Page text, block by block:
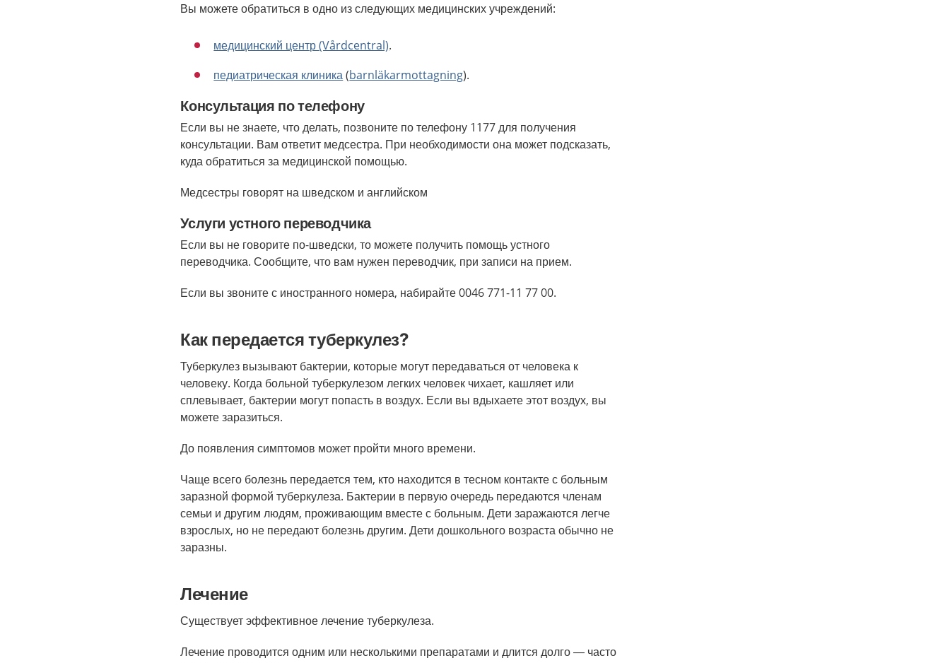
Вы можете обратиться в одно из следующих медицинских учреждений:
медицинский центр (Vårdcentral).
педиатрическая клиника(barnläkarmottagning).
Консультация по телефону
Если вы не знаете, что делать, позвоните по телефону 1177 для получения
консультации. Вам ответит медсестра. При необходимости она может подсказать,
куда обратиться за медицинской помощью.
Медсестры говорят на шведском и английском
Услуги устного переводчика
Если вы не говорите по-шведски, то можете получить помощь устного
переводчика. Сообщите, что вам нужен переводчик, при записи на прием.
Если вы звоните с иностранного номера, набирайте 0046 771-11 77 00.
Как передается туберкулез?
Туберкулез вызывают бактерии, которые могут передаваться от человека к
человеку. Когда больной туберкулезом легких человек чихает, кашляет или
сплевывает, бактерии могут попасть в воздух. Если вы вдыхаете этот воздух, вы
можете заразиться.
До появления симптомов может пройти много времени.
Чаще всего болезнь передается тем, кто находится в тесном контакте с больным
заразной формой туберкулеза. Бактерии в первую очередь передаются членам
семьи и другим людям, проживающим вместе с больным. Дети заражаются легче
взрослых, но не передают болезнь другим. Дети дошкольного возраста обычно не
заразны.
Лечение
Существует эффективное лечение туберкулеза.
Лечение проводится одним или несколькими препаратами и длится долго — часто